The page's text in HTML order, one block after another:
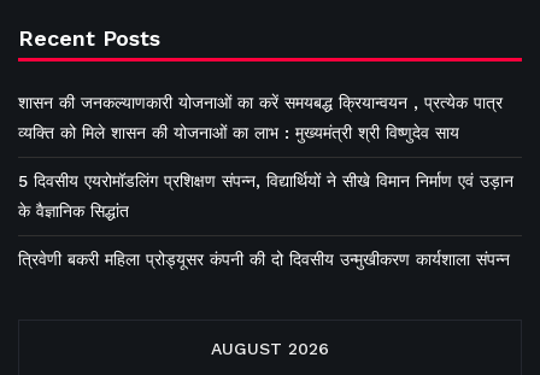
Recent Posts
शासन की जनकल्याणकारी योजनाओं का करें समयबद्ध क्रियान्वयन , प्रत्येक पात्र
व्यक्ति को मिले शासन की योजनाओं का लाभ : मुख्यमंत्री श्री विष्णुदेव साय
5 दिवसीय एयरोमॉडलिंग प्रशिक्षण संपन्न, विद्यार्थियों ने सीखे विमान निर्माण एवं उड़ान
के वैज्ञानिक सिद्धांत
त्रिवेणी बकरी महिला प्रोड्यूसर कंपनी की दो दिवसीय उन्मुखीकरण कार्यशाला संपन्न
AUGUST 2026